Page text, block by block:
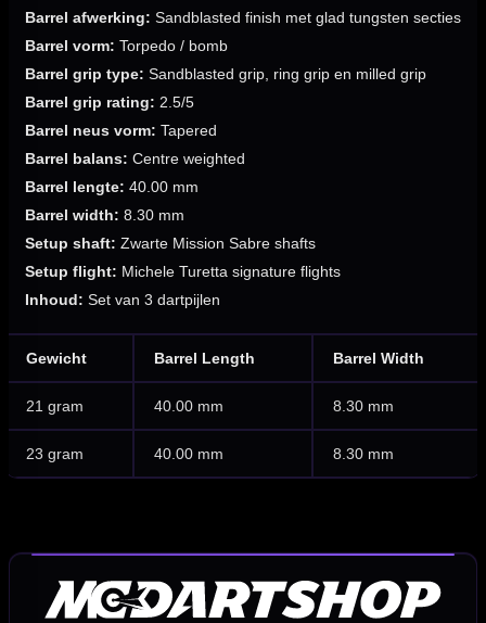
Barrel afwerking: Sandblasted finish met glad tungsten secties
Barrel vorm: Torpedo / bomb
Barrel grip type: Sandblasted grip, ring grip en milled grip
Barrel grip rating: 2.5/5
Barrel neus vorm: Tapered
Barrel balans: Centre weighted
Barrel lengte: 40.00 mm
Barrel width: 8.30 mm
Setup shaft: Zwarte Mission Sabre shafts
Setup flight: Michele Turetta signature flights
Inhoud: Set van 3 dartpijlen
Gewicht Barrel Length Barrel Width
21 gram 40.00 mm 8.30 mm
23 gram 40.00 mm 8.30 mm